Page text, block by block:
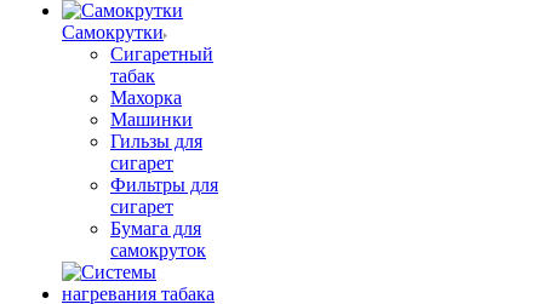
Самокрутки
Сигаретный
табак
Махорка
Машинки
Гильзы для
сигарет
Фильтры для
сигарет
Бумага для
самокруток